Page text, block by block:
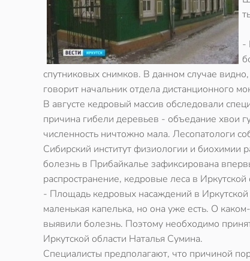
-
спутниковых снимков. В данном случае
говорит начальник отдела дистанционного
В августе кедровый массив обследовали
причина гибели деревьев - объедание хвои
численность ничтожно мала. Лесопатологи
Сибирский институт физиологии и биохимии
болезнь в Прибайкалье зафиксирована
распространение, кедровые леса в Иркутской
- Площадь кедровых насаждений в
маленькая капелька, но она уже есть. О
выявили болезнь. Поэтому необходимо
Иркутской области Наталья Сумина.
Специалисты предполагают, что причиной